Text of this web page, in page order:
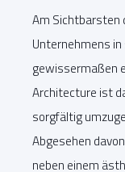
Am Sichtbarsten
Unternehmens in
gewissermaßen
Architecture ist
sorgfältig
Abgesehen
neben einem